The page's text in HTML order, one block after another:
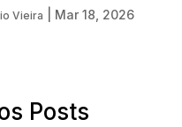
Vieira Mar 18, 2026
Posts